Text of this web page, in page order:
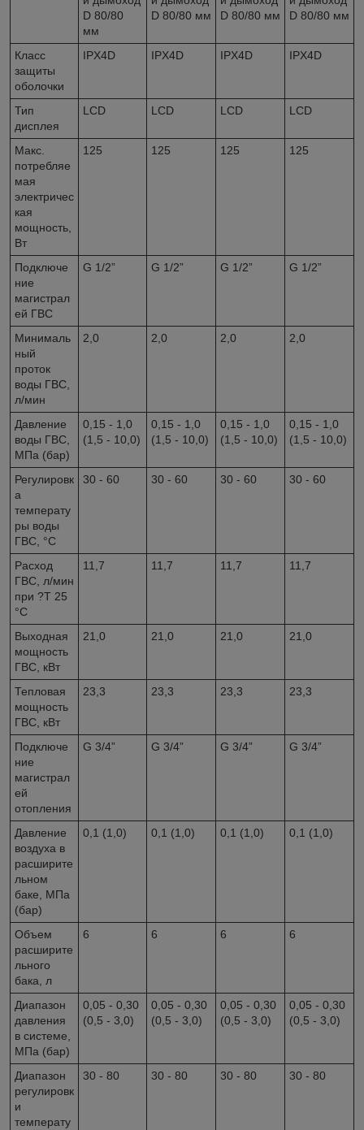
D 80/80
мм
D 80/80 мм
D 80/80 мм
D 80/80 мм
Класс
защиты
оболочки
IPX4D IPX4D IPX4D IPX4D
Тип
дисплея
LCD LCD LCD LCD
Макс.
потребляе
мая
электричес
кая
мощность,
Вт
125 125 125 125
Подключе
ние
магистрал
ей ГВС
G 1/2” G 1/2” G 1/2” G 1/2”
Минималь
ный
проток
воды ГВС,
л/мин
2,0 2,0 2,0 2,0
Давление
воды ГВС,
МПа (бар)
0,15 - 1,0
(1,5 - 10,0)
0,15 - 1,0
(1,5 - 10,0)
0,15 - 1,0
(1,5 - 10,0)
0,15 - 1,0
(1,5 - 10,0)
Регулировк
а
температу
ры воды
ГВС, °C
30 - 60 30 - 60 30 - 60 30 - 60
Расход
ГВС, л/мин
при ?T 25
°C
11,7 11,7 11,7 11,7
Выходная
мощность
ГВС, кВт
21,0 21,0 21,0 21,0
Тепловая
мощность
ГВС, кВт
23,3 23,3 23,3 23,3
Подключе
ние
магистрал
ей
отопления
G 3/4” G 3/4” G 3/4” G 3/4”
Давление
воздуха в
расширите
льном
баке, МПа
(бар)
0,1 (1,0) 0,1 (1,0) 0,1 (1,0) 0,1 (1,0)
Объем
расширите
льного
бака, л
6 6 6 6
Диапазон
давления
в системе,
МПа (бар)
0,05 - 0,30
(0,5 - 3,0)
0,05 - 0,30
(0,5 - 3,0)
0,05 - 0,30
(0,5 - 3,0)
0,05 - 0,30
(0,5 - 3,0)
Диапазон
регулировк
и
температу
30 - 80 30 - 80 30 - 80 30 - 80